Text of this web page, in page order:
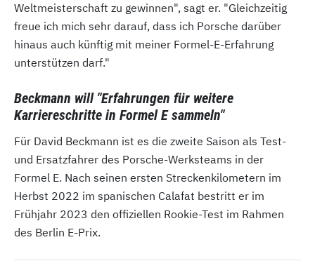
Weltmeisterschaft zu gewinnen", sagt er. "Gleichzeitig
freue ich mich sehr darauf, dass ich Porsche darüber
hinaus auch künftig mit meiner Formel-E-Erfahrung
unterstützen darf."
Beckmann will "Erfahrungen für weitere
Karriereschritte in Formel E sammeln"
Für David Beckmann ist es die zweite Saison als Test-
und Ersatzfahrer des Porsche-Werksteams in der
Formel E. Nach seinen ersten Streckenkilometern im
Herbst 2022 im spanischen Calafat bestritt er im
Frühjahr 2023 den offiziellen Rookie-Test im Rahmen
des Berlin E-Prix.